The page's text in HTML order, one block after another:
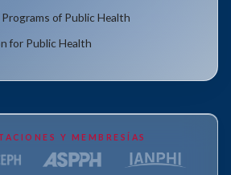
of Public Health
for Public Health
Y MEMBRESÍAS